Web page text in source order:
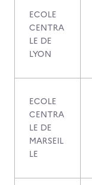
ECOLE
CENTRA
LE DE
LYON
ECOLE
CENTRA
LE DE
MARSEIL
LE